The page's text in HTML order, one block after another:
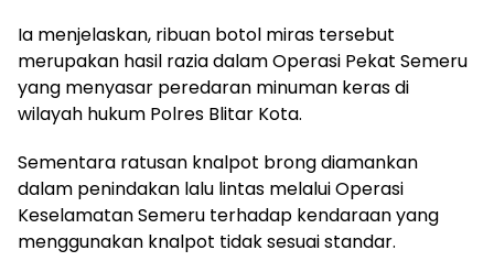
Ia menjelaskan, ribuan botol miras tersebut
merupakan hasil razia dalam Operasi Pekat Semeru
yang menyasar peredaran minuman keras di
wilayah hukum Polres Blitar Kota.
Sementara ratusan knalpot brong diamankan
dalam penindakan lalu lintas melalui Operasi
Keselamatan Semeru terhadap kendaraan yang
menggunakan knalpot tidak sesuai standar.